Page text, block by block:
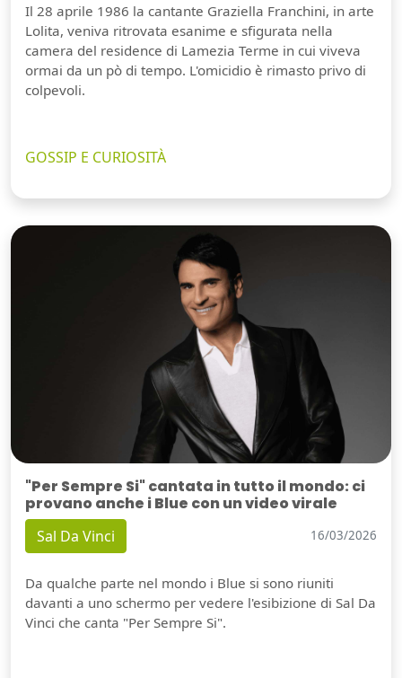
Il 28 aprile 1986 la cantante Graziella Franchini, in arte
Lolita, veniva ritrovata esanime e sfigurata nella
camera del residence di Lamezia Terme in cui viveva
ormai da un pò di tempo. L'omicidio è rimasto privo di
colpevoli.
GOSSIP E CURIOSITÀ
"Per Sempre Si" cantata in tutto il mondo: ci
provano anche i Blue con un video virale
Sal Da Vinci 16/03/2026
Da qualche parte nel mondo i Blue si sono riuniti
davanti a uno schermo per vedere l'esibizione di Sal Da
Vinci che canta "Per Sempre Si".